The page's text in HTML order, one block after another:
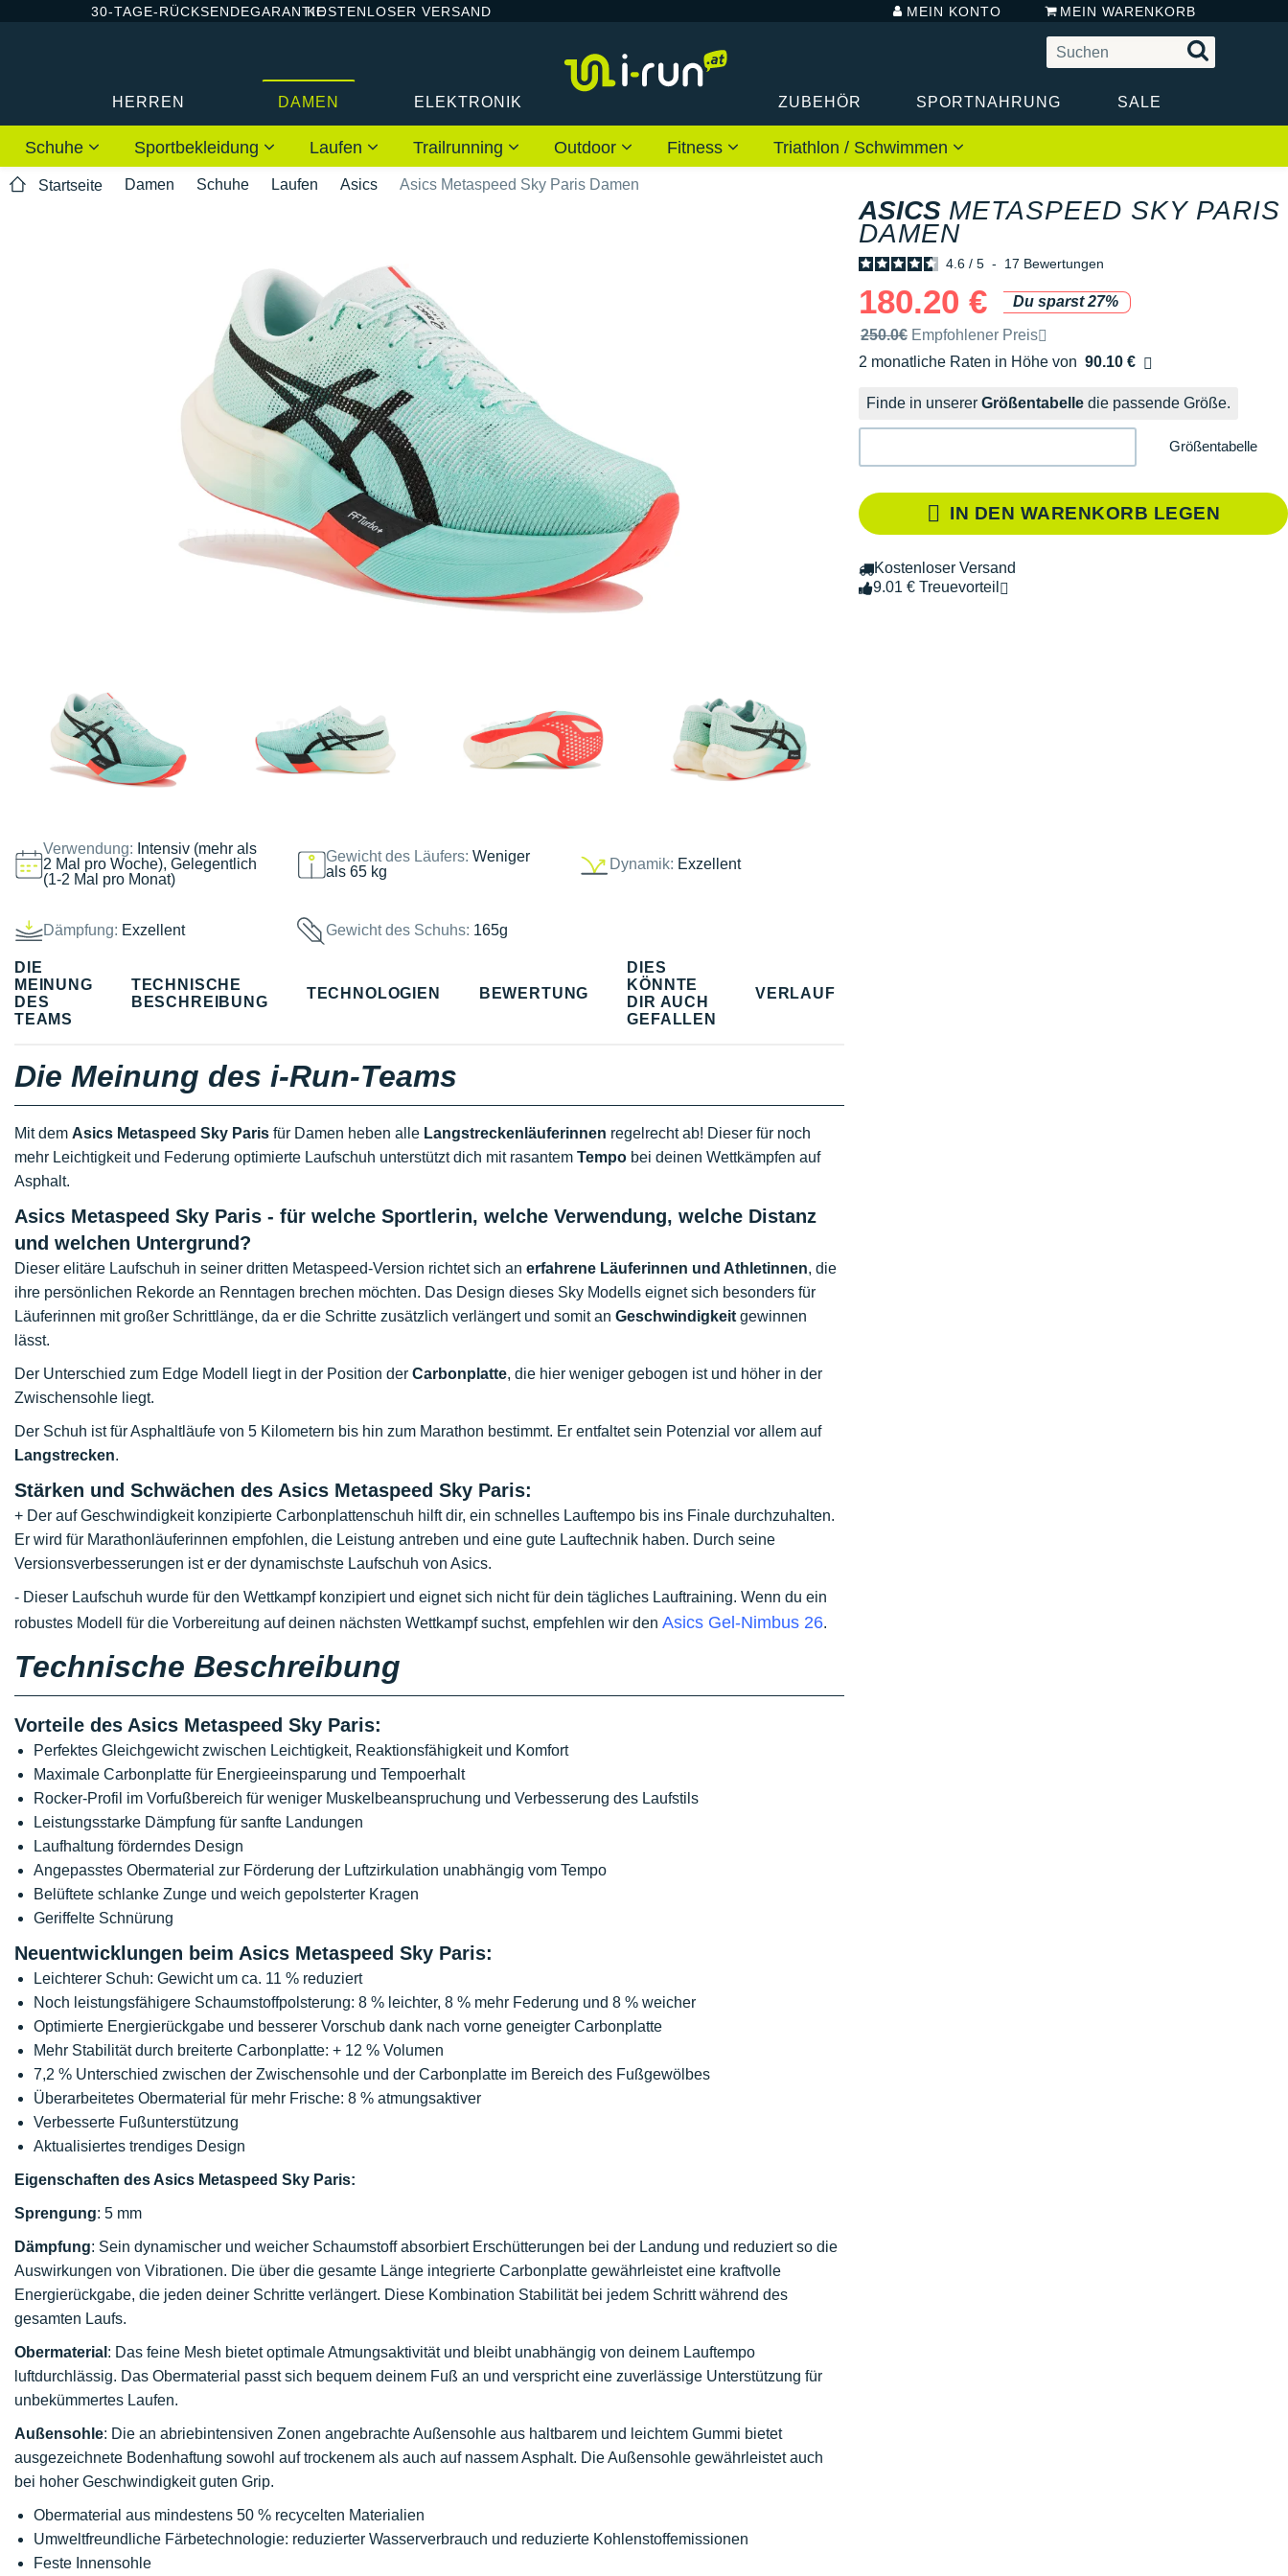
30-TAGE-RÜCKSENDEGARANTIEKOSTENLOSER VERSAND MEIN KONTO MEIN WARENKORB
HERREN DAMEN ELEKTRONIK ZUBEHÖR SPORTNAHRUNG SALE
Schuhe Sportbekleidung Laufen Trailrunning Outdoor Fitness Triathlon / Schwimmen
Startseite Damen Schuhe Laufen Asics Asics Metaspeed Sky Paris Damen
Verwendung: Intensiv (mehr als
2 Mal pro Woche), Gelegentlich
(1-2 Mal pro Monat)
Gewicht des Läufers:Weniger
als 65 kg
Dynamik: Exzellent
Dämpfung: Exzellent Gewicht des Schuhs: 165g
ASICS METASPEED SKY PARIS
DAMEN
4.6 / 5 - 17 Bewertungen
180.20 €
Du sparst 27%
Unverbindliche Preisempfehlung der Marke
250.0€ Empfohlener Preis
2 monatliche Raten in Höhe von 90.10 €
Ohne Zusatzkosten
Finde in unserer Größentabelle die passende Größe.
Größentabelle
IN DEN WARENKORB LEGEN
Kostenloser Versand
9.01 € Treuevorteil
DIE
MEINUNG
DES
TEAMS
TECHNISCHE
BESCHREIBUNG
TECHNOLOGIEN BEWERTUNG
DIES
KÖNNTE
DIR AUCH
GEFALLEN
VERLAUF
Die Meinung des i-Run-Teams
Mit dem Asics Metaspeed Sky Paris für Damen heben alle Langstreckenläuferinnen regelrecht ab! Dieser für noch
mehr Leichtigkeit und Federung optimierte Laufschuh unterstützt dich mit rasantem Tempo bei deinen Wettkämpfen auf
Asphalt.
Asics Metaspeed Sky Paris - für welche Sportlerin, welche Verwendung, welche Distanz
und welchen Untergrund?
Dieser elitäre Laufschuh in seiner dritten Metaspeed-Version richtet sich an erfahrene Läuferinnen und Athletinnen, die
ihre persönlichen Rekorde an Renntagen brechen möchten. Das Design dieses Sky Modells eignet sich besonders für
Läuferinnen mit großer Schrittlänge, da er die Schritte zusätzlich verlängert und somit an Geschwindigkeit gewinnen
lässt.
Der Unterschied zum Edge Modell liegt in der Position der Carbonplatte, die hier weniger gebogen ist und höher in der
Zwischensohle liegt.
Der Schuh ist für Asphaltläufe von 5 Kilometern bis hin zum Marathon bestimmt. Er entfaltet sein Potenzial vor allem auf
Langstrecken.
Stärken und Schwächen des Asics Metaspeed Sky Paris:
+ Der auf Geschwindigkeit konzipierte Carbonplattenschuh hilft dir, ein schnelles Lauftempo bis ins Finale durchzuhalten.
Er wird für Marathonläuferinnen empfohlen, die Leistung antreben und eine gute Lauftechnik haben. Durch seine
Versionsverbesserungen ist er der dynamischste Laufschuh von Asics.
- Dieser Laufschuh wurde für den Wettkampf konzipiert und eignet sich nicht für dein tägliches Lauftraining. Wenn du ein
robustes Modell für die Vorbereitung auf deinen nächsten Wettkampf suchst, empfehlen wir den Asics Gel-Nimbus 26.
Technische Beschreibung
Vorteile des Asics Metaspeed Sky Paris:
Perfektes Gleichgewicht zwischen Leichtigkeit, Reaktionsfähigkeit und Komfort
Maximale Carbonplatte für Energieeinsparung und Tempoerhalt
Rocker-Profil im Vorfußbereich für weniger Muskelbeanspruchung und Verbesserung des Laufstils
Leistungsstarke Dämpfung für sanfte Landungen
Laufhaltung förderndes Design
Angepasstes Obermaterial zur Förderung der Luftzirkulation unabhängig vom Tempo
Belüftete schlanke Zunge und weich gepolsterter Kragen
Geriffelte Schnürung
Neuentwicklungen beim Asics Metaspeed Sky Paris:
Leichterer Schuh: Gewicht um ca. 11 % reduziert
Noch leistungsfähigere Schaumstoffpolsterung: 8 % leichter, 8 % mehr Federung und 8 % weicher
Optimierte Energierückgabe und besserer Vorschub dank nach vorne geneigter Carbonplatte
Mehr Stabilität durch breiterte Carbonplatte: + 12 % Volumen
7,2 % Unterschied zwischen der Zwischensohle und der Carbonplatte im Bereich des Fußgewölbes
Überarbeitetes Obermaterial für mehr Frische: 8 % atmungsaktiver
Verbesserte Fußunterstützung
Aktualisiertes trendiges Design
Eigenschaften des Asics Metaspeed Sky Paris:
Sprengung: 5 mm
Dämpfung: Sein dynamischer und weicher Schaumstoff absorbiert Erschütterungen bei der Landung und reduziert so die
Auswirkungen von Vibrationen. Die über die gesamte Länge integrierte Carbonplatte gewährleistet eine kraftvolle
Energierückgabe, die jeden deiner Schritte verlängert. Diese Kombination Stabilität bei jedem Schritt während des
gesamten Laufs.
Obermaterial : Das feine Mesh bietet optimale Atmungsaktivität und bleibt unabhängig von deinem Lauftempo
luftdurchlässig. Das Obermaterial passt sich bequem deinem Fuß an und verspricht eine zuverlässige Unterstützung für
unbekümmertes Laufen.
Außensohle: Die an abriebintensiven Zonen angebrachte Außensohle aus haltbarem und leichtem Gummi bietet
ausgezeichnete Bodenhaftung sowohl auf trockenem als auch auf nassem Asphalt. Die Außensohle gewährleistet auch
bei hoher Geschwindigkeit guten Grip.
Obermaterial aus mindestens 50 % recycelten Materialien
Umweltfreundliche Färbetechnologie: reduzierter Wasserverbrauch und reduzierte Kohlenstoffemissionen
Feste Innensohle